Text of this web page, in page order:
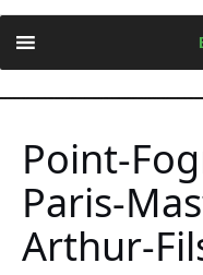
content
Point-
Paris-
Arthur-